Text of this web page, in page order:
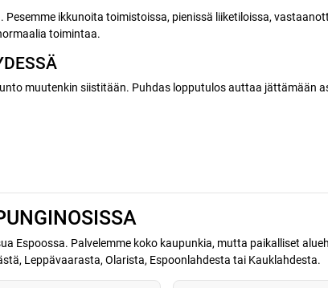
ikkunoita toimistoissa, pienissä liiketiloissa,
toimintaa.
muutenkin siistitään. Puhdas lopputulos auttaa jättämään
Espoossa. Palvelemme koko kaupunkia, mutta paikalliset
Leppävaarasta, Olarista, Espoonlahdesta tai Kauklahdesta.